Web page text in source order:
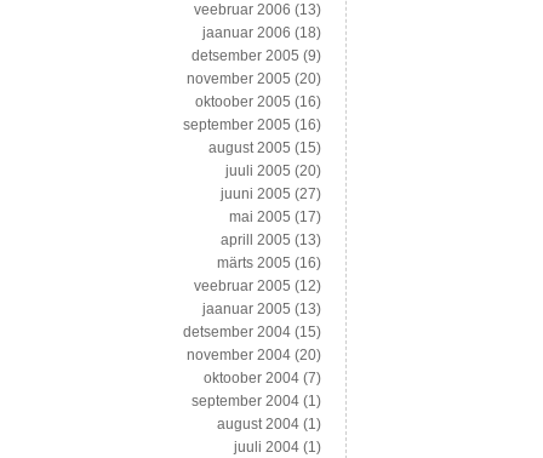
veebruar 2006 (13)
jaanuar 2006 (18)
detsember 2005 (9)
november 2005 (20)
oktoober 2005 (16)
september 2005 (16)
august 2005 (15)
juuli 2005 (20)
juuni 2005 (27)
mai 2005 (17)
aprill 2005 (13)
märts 2005 (16)
veebruar 2005 (12)
jaanuar 2005 (13)
detsember 2004 (15)
november 2004 (20)
oktoober 2004 (7)
september 2004 (1)
august 2004 (1)
juuli 2004 (1)